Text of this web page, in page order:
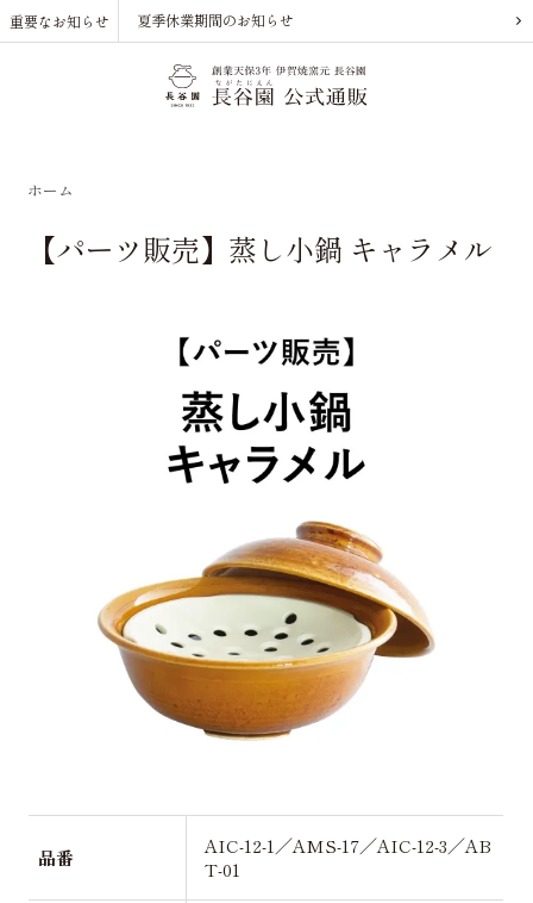
重要なお知らせ 夏季休業期間のお知らせ
ホーム
【パーツ販売】蒸し小鍋 キャラメル
品番
AIC-12-1／AMS-17／AIC-12-3／AB
T-01